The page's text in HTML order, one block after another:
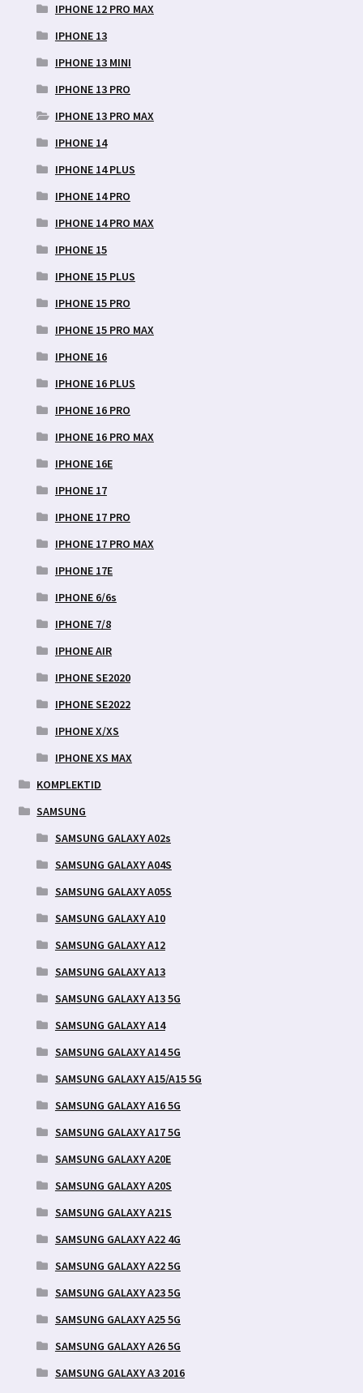
IPHONE 12 PRO MAX
IPHONE 13
IPHONE 13 MINI
IPHONE 13 PRO
IPHONE 13 PRO MAX
IPHONE 14
IPHONE 14 PLUS
IPHONE 14 PRO
IPHONE 14 PRO MAX
IPHONE 15
IPHONE 15 PLUS
IPHONE 15 PRO
IPHONE 15 PRO MAX
IPHONE 16
IPHONE 16 PLUS
IPHONE 16 PRO
IPHONE 16 PRO MAX
IPHONE 16E
IPHONE 17
IPHONE 17 PRO
IPHONE 17 PRO MAX
IPHONE 17E
IPHONE 6/6s
IPHONE 7/8
IPHONE AIR
IPHONE SE2020
IPHONE SE2022
IPHONE X/XS
IPHONE XS MAX
KOMPLEKTID
SAMSUNG
SAMSUNG GALAXY A02s
SAMSUNG GALAXY A04S
SAMSUNG GALAXY A05S
SAMSUNG GALAXY A10
SAMSUNG GALAXY A12
SAMSUNG GALAXY A13
SAMSUNG GALAXY A13 5G
SAMSUNG GALAXY A14
SAMSUNG GALAXY A14 5G
SAMSUNG GALAXY A15/A15 5G
SAMSUNG GALAXY A16 5G
SAMSUNG GALAXY A17 5G
SAMSUNG GALAXY A20E
SAMSUNG GALAXY A20S
SAMSUNG GALAXY A21S
SAMSUNG GALAXY A22 4G
SAMSUNG GALAXY A22 5G
SAMSUNG GALAXY A23 5G
SAMSUNG GALAXY A25 5G
SAMSUNG GALAXY A26 5G
SAMSUNG GALAXY A3 2016